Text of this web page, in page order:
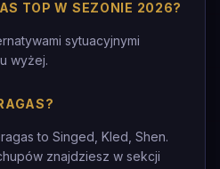
TOP W SEZONIE 2026?
sytuacyjnymi
wyżej.
to Singed, Kled, Shen.
znajdziesz w sekcji